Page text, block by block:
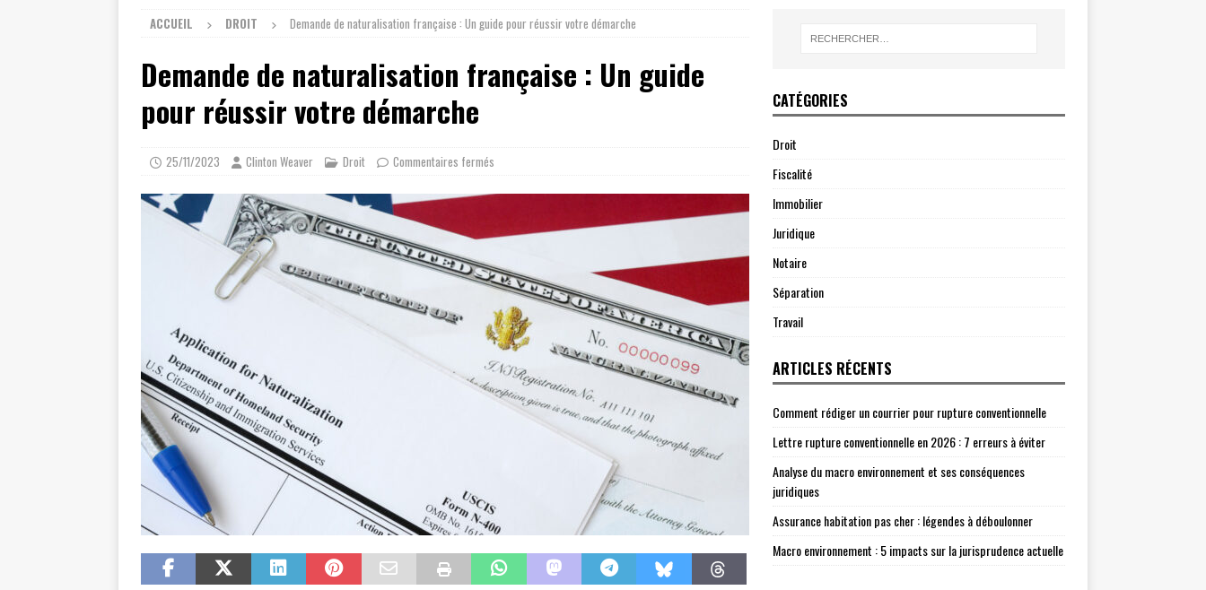
ACCUEIL DROIT Demande de naturalisation française : Un guide pour réussir votre démarche
Demande de naturalisation française : Un guide
pour réussir votre démarche
25/11/2023 Clinton Weaver Droit Commentaires fermés
CATÉGORIES
Droit
Fiscalité
Immobilier
Juridique
Notaire
Séparation
Travail
ARTICLES RÉCENTS
Comment rédiger un courrier pour rupture conventionnelle
Lettre rupture conventionnelle en 2026 : 7 erreurs à éviter
Analyse du macro environnement et ses conséquences
juridiques
Assurance habitation pas cher : légendes à déboulonner
Macro environnement : 5 impacts sur la jurisprudence actuelle